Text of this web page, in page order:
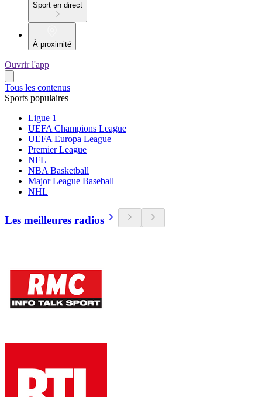
Sport en direct
À proximité
Ouvrir l'app
Tous les contenus
Sports populaires
Ligue 1
UEFA Champions League
UEFA Europa League
Premier League
NFL
NBA Basketball
Major League Baseball
NHL
Les meilleures radios